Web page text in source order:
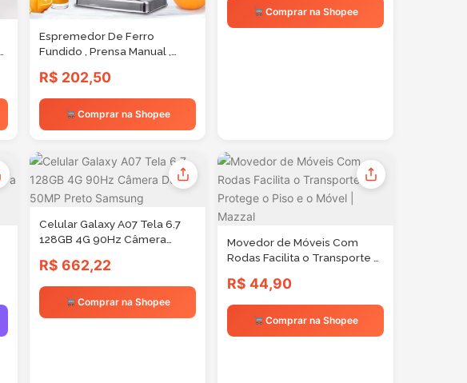
Espremedor De Ferro
Fundido , Prensa Manual ,
Máquina De Esmagamento
Para Frutas Cítricas La
R$ 202,50
Comprar na Shopee
Comprar na Shopee
Celular Galaxy A07 Tela 6.7
128GB 4G 90Hz Câmera
R$ 662,22
Comprar na Shopee
Movedor de Móveis Com
Rodas Facilita o Transporte e
Mazzal
R$ 44,90
Comprar na Shopee